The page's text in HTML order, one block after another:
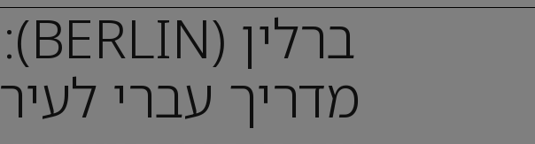
ברלין (BERLIN):
מדריך עברי לעיר